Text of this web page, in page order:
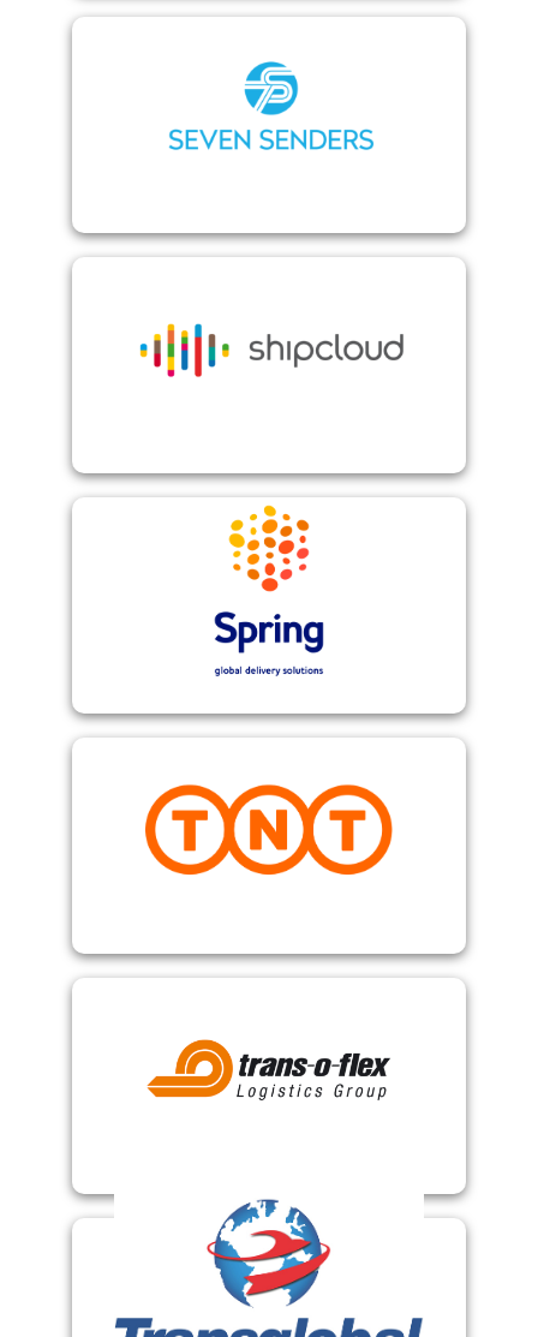
Seven senders
Shipcloud
TNT
Trans-O-Flex Logistics Group
Transglobal Express